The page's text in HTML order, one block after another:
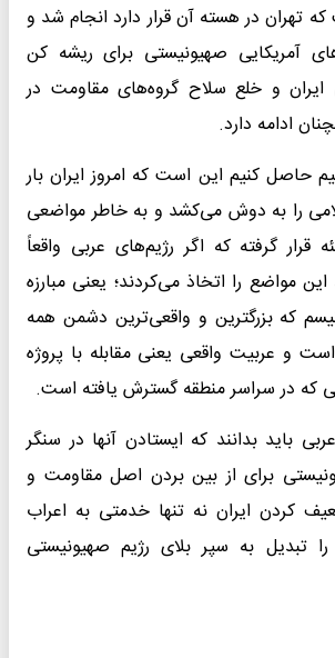
تهران در هسته آن قرار دارد انجام شد و
آمریکایی صهیونیستی برای ریشه کن
و خلع سلاح گروه‌های مقاومت در
ادامه دارد.
حاصل کنیم این است که امروز ایران بار
را به دوش می‌کشد و به خاطر مواضعی
قرار گرفته که اگر رژیم‌های عربی واقعاً
مواضع را اتخاذ می‌کردند؛ یعنی مبارزه
که بزرگترین و واقعی‌ترین دشمن همه
و عربیت واقعی یعنی مقابله با پروژه
که در سراسر منطقه گسترش یافته است.
باید بدانند که ایستادن آنها در سنگر
برای از بین بردن اصل مقاومت و
کردن ایران نه تنها خدمتی به اعراب
را تبدیل به سپر بلای رژیم صهیونیستی